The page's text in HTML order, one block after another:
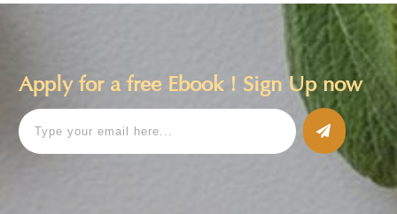
Apply for a free Ebook ! Sign Up now